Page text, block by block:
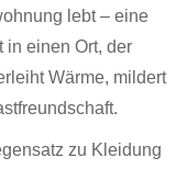
lebt – eine
in einen Ort, der
Wärme, mildert
zu Kleidung